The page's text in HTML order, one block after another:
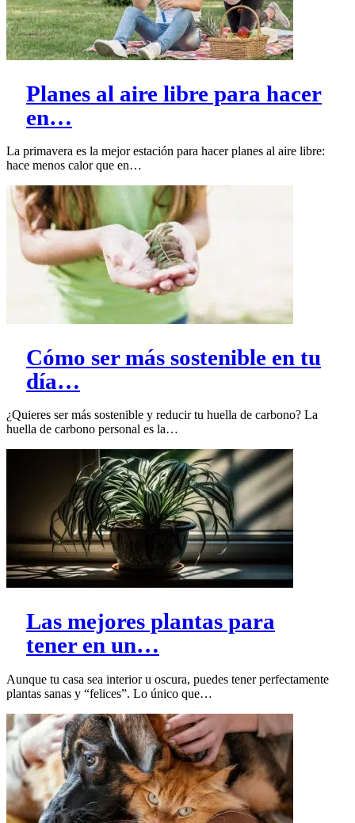
Planes al aire libre para hacer
en…
La primavera es la mejor estación para hacer planes al aire libre:
hace menos calor que en…
Cómo ser más sostenible en tu
día…
¿Quieres ser más sostenible y reducir tu huella de carbono? La
huella de carbono personal es la…
Las mejores plantas para
tener en un…
Aunque tu casa sea interior u oscura, puedes tener perfectamente
plantas sanas y “felices”. Lo único que…